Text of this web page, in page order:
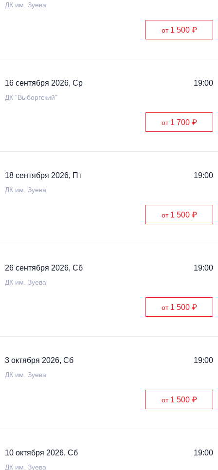
ДК им. Зуева
от 1 500 ₽
16 сентября 2026, Ср 19:00
ДК "Выборгский"
от 1 700 ₽
18 сентября 2026, Пт 19:00
ДК им. Зуева
от 1 500 ₽
26 сентября 2026, Сб 19:00
ДК им. Зуева
от 1 500 ₽
3 октября 2026, Сб 19:00
ДК им. Зуева
от 1 500 ₽
10 октября 2026, Сб 19:00
ДК им. Зуева